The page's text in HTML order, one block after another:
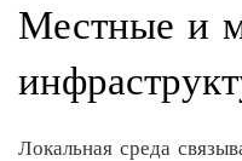
Местные и
Локальная среда